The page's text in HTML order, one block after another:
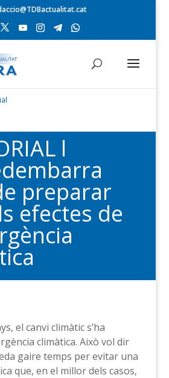
l
preparar
efectes de
el canvi climàtic s’ha
climàtica. Això vol dir
gaire temps per evitar una
que, en el millor dels casos,